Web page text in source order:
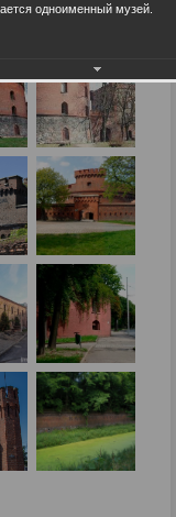
одноименный музей.